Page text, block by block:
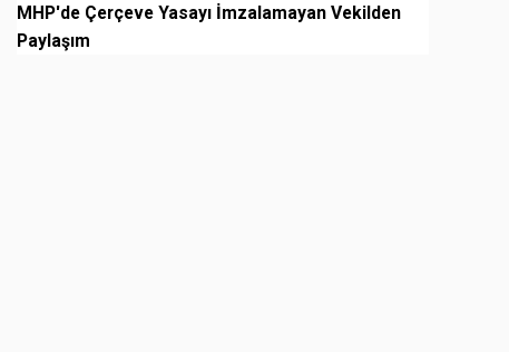
MHP'de Çerçeve Yasayı İmzalamayan Vekilden
Paylaşım